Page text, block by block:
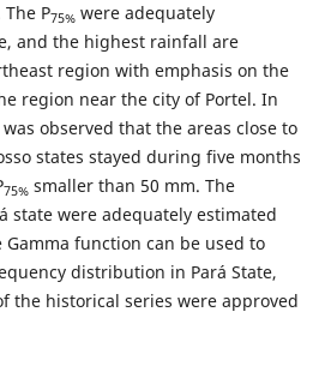
P75% were adequately
and the highest rainfall are
region with emphasis on the
region near the city of Portel. In
observed that the areas close to
states stayed during five months
75% smaller than 50 mm. The
state were adequately estimated
function can be used to
distribution in Pará State,
the historical series were approved